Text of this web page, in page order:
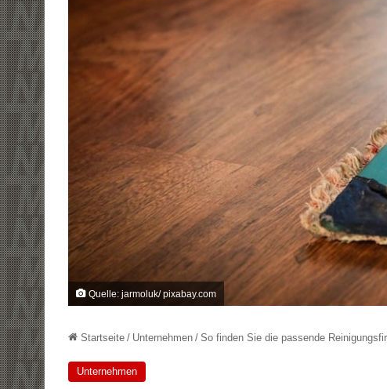
Quelle: jarmoluk/ pixabay.com
Startseite / Unternehmen / So finden Sie die passende
Unternehmen